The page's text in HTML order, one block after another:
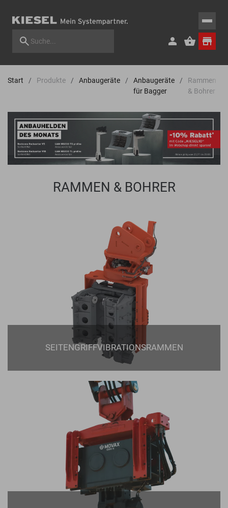
Start Produkte Anbaugeräte
Anbaugeräte
für Bagger
Rammen
& Bohrer
RAMMEN & BOHRER
SEITENGRIFFVIBRATIONSRAMMEN